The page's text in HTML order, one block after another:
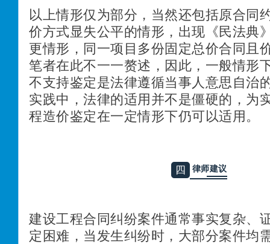
以上情形仅为部分，当然还包括原合同
价方式显失公平的情形，出现《民法典
更情形，同一项目多份固定总价合同且
笔者在此不一一赘述，因此，一般情形
不支持鉴定是法律遵循当事人意思自治
实践中，法律的适用并不是僵硬的，为
程造价鉴定在一定情形下仍可以适用。
四 律师建议
建设工程合同纠纷案件通常事实复杂、
定困难，当发生纠纷时，大部分案件均